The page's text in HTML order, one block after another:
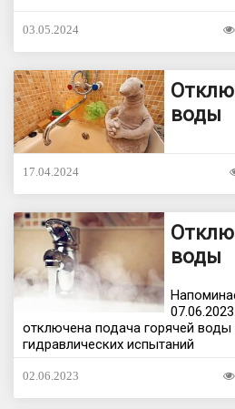
03.05.2024
воды
17.04.2024
воды
отключена подача горячей
гидравлических испытаний
02.06.2023